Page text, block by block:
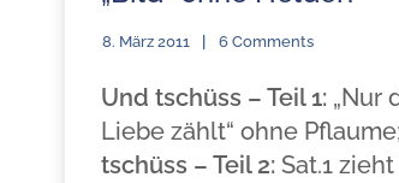
8. März 2011 6 Comments
Und tschüss – Teil 1: „Nur
Liebe zählt“ ohne Pflaume;
tschüss – Teil 2: Sat.1